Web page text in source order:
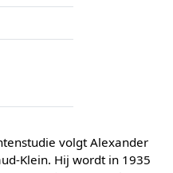
volgt Alexander
Klein. Hij wordt in 1935